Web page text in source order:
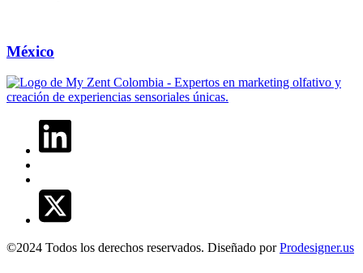
México
©2024 Todos los derechos reservados. Diseñado porProdesigner.us